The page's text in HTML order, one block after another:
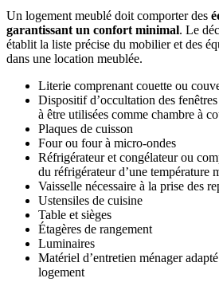
Un logement meublé doit comporter des
garantissant un confort minimal. Le
établit la liste précise du mobilier et des
dans une location meublée.
Literie comprenant couette ou
Dispositif d’occultation des
à être utilisées comme chambre à
Plaques de cuisson
Four ou four à micro-ondes
Réfrigérateur et congélateur ou
du réfrigérateur d’une température
Vaisselle nécessaire à la prise des
Ustensiles de cuisine
Table et sièges
Étagères de rangement
Luminaires
Matériel d’entretien ménager
logement